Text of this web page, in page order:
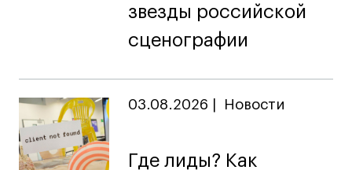
Политика конфиденциальности
звезды российской
сценографии
03.08.2026 Новости
Где лиды? Как